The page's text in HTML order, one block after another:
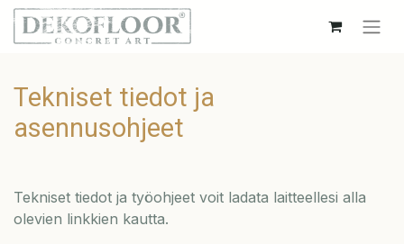
Tekniset tiedot ja
asennusohjeet
Tekniset tiedot ja työohjeet voit ladata laitteellesi alla
olevien linkkien kautta.